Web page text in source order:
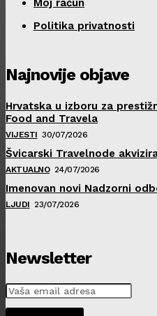
Moj račun
Politika privatnosti
Najnovije objave
Hrvatska u izboru za
Food and Travela
VIJESTI 30/07/2026
Švicarski Travelnode
AKTUALNO 24/07/2026
Imenovan novi Nadzorni
LJUDI 23/07/2026
Newsletter